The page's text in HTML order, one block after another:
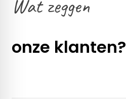
Wat zeggen
onze klanten?